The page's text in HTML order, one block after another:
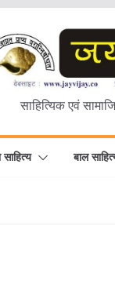
साहित्यिक एवं
बाल